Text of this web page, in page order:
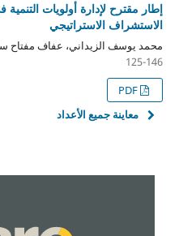
إطار مقترح لإدارة أولويات التنمية
الاستشراف الاستراتيجي
محمد يوسف الزيداني، عفاف مفتاح
125-146
PDF
معاينة جميع الأعداد